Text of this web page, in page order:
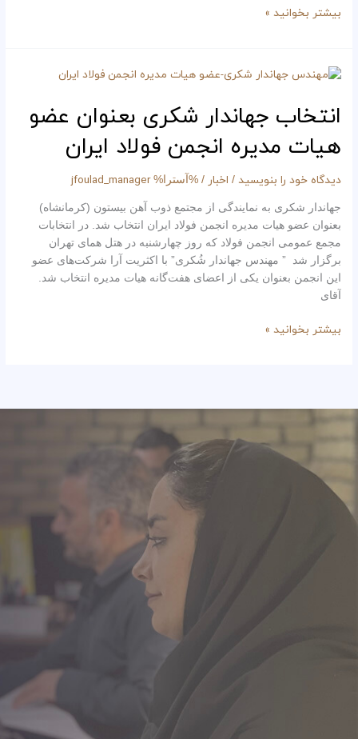
بیشتر بخوانید »
انتخاب جهاندار شكرى بعنوان عضو
هیات مدیره انجمن فولاد ایران
دیدگاه‌ خود را بنویسید / اخبار / %آسترا% jfoulad_manager
جهاندار شكرى به نمايندگى از مجتمع ذوب آهن بيستون (كرمانشاه)
بعنوان عضو هیات مدیره انجمن فولاد ایران انتخاب شد. در انتخابات
مجمع عمومی انجمن فولاد که روز چهارشنبه در هتل همای تهران
برگزار شد ” مهندس جهاندار شُکری” با اكثريت آرا شرکت‌های عضو
این انجمن بعنوان یکی از اعضای هفت‌گانه هیات مدیره انتخاب شد.
آقای
انتخاب
شكرى
بعنوان
عضو
هیات
مدیره
فولاد
ایران
بیشتر بخوانید »